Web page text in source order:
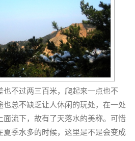
不过两三百米，爬起来一点也不
总不缺乏让人休闲的玩处，在一处
面流下，故有了天落水的美称。可惜
季水多的时候，这里是不是会变成